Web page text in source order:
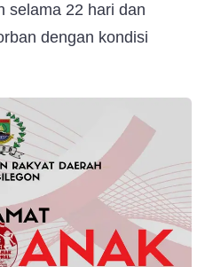
selama 22 hari dan
dengan kondisi